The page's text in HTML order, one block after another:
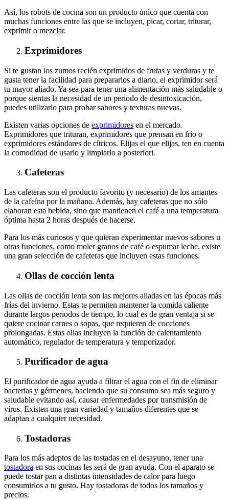
Así, los robots de cocina son un producto único que cuenta con
muchas funciones entre las que se incluyen, picar, cortar, triturar,
exprimir o mezclar.
Exprimidores
Si te gustan los zumos recién exprimidos de frutas y verduras y te
gusta tener la facilidad para prepararlos a diario, el exprimidor será
tu mayor aliado. Ya sea para tener una alimentación más saludable o
porque sientas la necesidad de un periodo de desintoxicación,
puedes utilizarlo para probar sabores y texturas nuevas.
Existen varias opciones de exprimidores en el mercado.
Exprimidores que trituran, exprimidores que prensan en frío o
exprimidores estándares de cítricos. Elijas el que elijas, ten en cuenta
la comodidad de usarlo y limpiarlo a posteriori.
Cafeteras
Las cafeteras son el producto favorito (y necesario) de los amantes
de la cafeína por la mañana. Además, hay cafeteras que no sólo
elaboran esta bebida, sino que mantienen el café a una temperatura
óptima hasta 2 horas después de hacerse.
Para los más curiosos y que quieran experimentar nuevos sabores u
otras funciones, como moler granos de café o espumar leche, existe
una gran selección de cafeteras que incluyen estas funciones.
Ollas de cocción lenta
Las ollas de cocción lenta son las mejores aliadas en las épocas más
frías del invierno. Estas te permiten mantener la comida caliente
durante largos periodos de tiempo, lo cual es de gran ventaja si se
quiere cocinar carnes o sopas, que requieren de cocciones
prolongadas. Estas ollas incluyen la función de calentamiento
automático, regulador de temperatura y temporizador.
Purificador de agua
El purificador de agua ayuda a filtrar el agua con el fin de eliminar
bacterias y gérmenes, haciendo que su consumo sea más seguro y
saludable evitando así, causar enfermedades por transmisión de
virus. Existen una gran variedad y tamaños diferentes que se
adaptan a cualquier necesidad.
Tostadoras
Para los más adeptos de las tostadas en el desayuno, tener una
tostadora en sus cocinas les será de gran ayuda. Con el aparato se
puede tostar pan a distintas intensidades de calor para luego
consumirlos a tu gusto. Hay tostadoras de todos los tamaños y
precios.